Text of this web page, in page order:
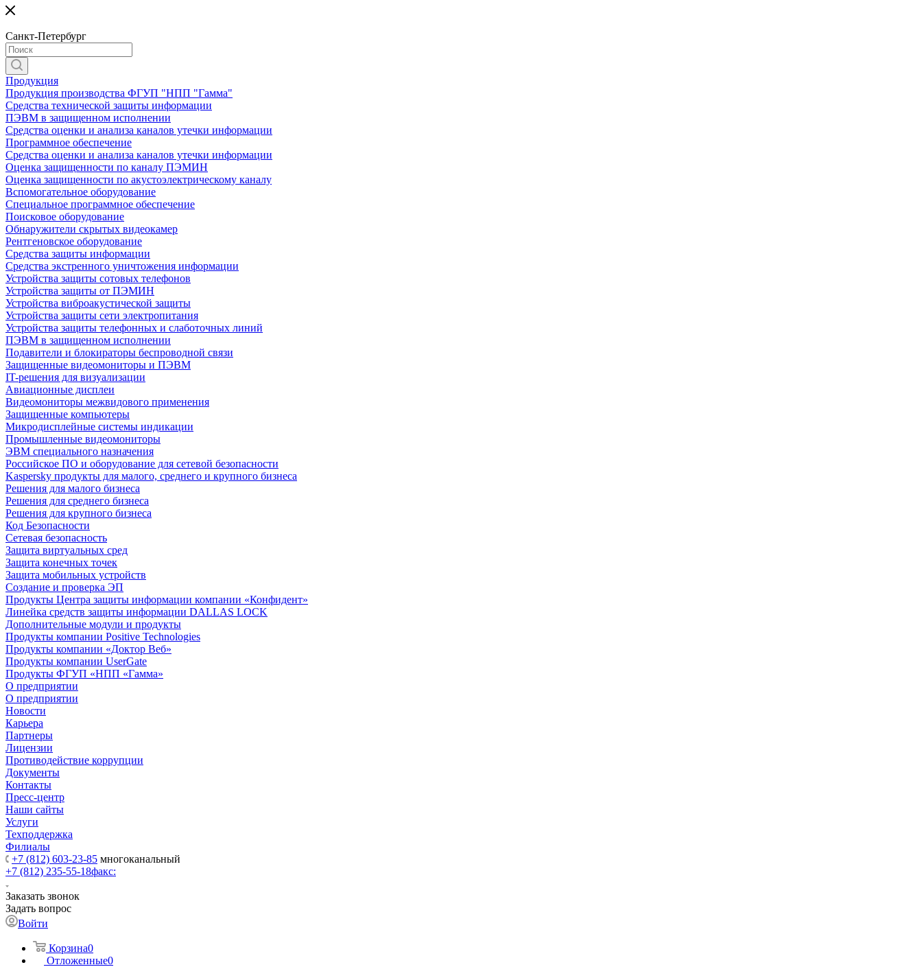
Санкт-Петербург
Продукция
Продукция производства ФГУП "НПП "Гамма"
Средства технической защиты информации
ПЭВМ в защищенном исполнении
Средства оценки и анализа каналов утечки информации
Программное обеспечение
Средства оценки и анализа каналов утечки информации
Оценка защищенности по каналу ПЭМИН
Оценка защищенности по акустоэлектрическому каналу
Вспомогательное оборудование
Специальное программное обеспечение
Поисковое оборудование
Обнаружители скрытых видеокамер
Рентгеновское оборудование
Средства защиты информации
Средства экстренного уничтожения информации
Устройства защиты сотовых телефонов
Устройства защиты от ПЭМИН
Устройства виброакустической защиты
Устройства защиты сети электропитания
Устройства защиты телефонных и слаботочных линий
ПЭВМ в защищенном исполнении
Подавители и блокираторы беспроводной связи
Защищенные видеомониторы и ПЭВМ
IT-решения для визуализации
Авиационные дисплеи
Видеомониторы межвидового применения
Защищенные компьютеры
Микродисплейные системы индикации
Промышленные видеомониторы
ЭВМ специального назначения
Российское ПО и оборудование для сетевой безопасности
Kaspersky продукты для малого, среднего и крупного бизнеса
Решения для малого бизнеса
Решения для среднего бизнеса
Решения для крупного бизнеса
Код Безопасности
Сетевая безопасность
Защита виртуальных сред
Защита конечных точек
Защита мобильных устройств
Создание и проверка ЭП
Продукты Центра защиты информации компании «Конфидент»
Линейка средств защиты информации DALLAS LOCK
Дополнительные модули и продукты
Продукты компании Positive Technologies
Продукты компании «Доктор Веб»
Продукты компании UserGate
Продукты ФГУП «НПП «Гамма»
О предприятии
О предприятии
Новости
Карьера
Партнеры
Лицензии
Противодействие коррупции
Документы
Контакты
Пресс-центр
Наши сайты
Услуги
Техподдержка
Филиалы
+7 (812) 603-23-85 многоканальный
+7 (812) 235-55-18факс:
Заказать звонок
Задать вопрос
Войти
Корзина0
Отложенные0